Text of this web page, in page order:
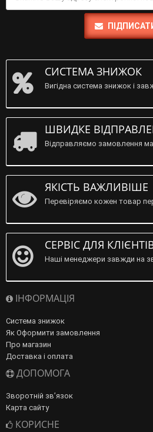
СИСТЕМА ЗНИЖОК
Вигідна система знижок і
ШВИДКЕ
Відправляємо замовлення
ЯКІСТЬ ВАЖЛИВІШЕ
Перевіряємо кожен товар
СЕРВІС ДЛЯ
Наші менеджери завжди на
ІНФОРМАЦІЯ
Система знижок
Як Оформити замовлення
Про магазин
Доставка і оплата
ДОПОМОГА
Зворотній зв’язок
Карта сайту
КОРИСНЕ